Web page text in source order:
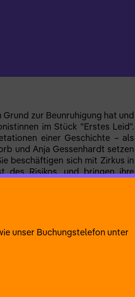
zur Beunruhigung hat und
im Stück "Erstes Leid".
einer Geschichte – als
und Anja Gessenhardt setzen
beschäftigen sich mit Zirkus in
des Risikos, und bringen ihre
unser Buchungstelefon unter